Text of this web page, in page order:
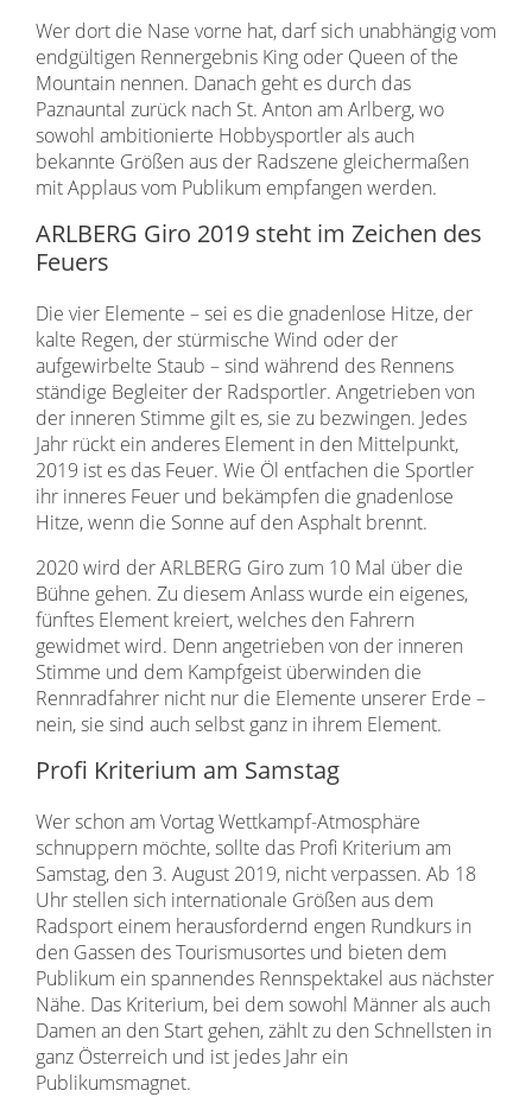
Wer dort die Nase vorne hat, darf sich unabhängig vom
endgültigen Rennergebnis King oder Queen of the
Mountain nennen. Danach geht es durch das
Paznauntal zurück nach St. Anton am Arlberg, wo
sowohl ambitionierte Hobbysportler als auch
bekannte Größen aus der Radszene gleichermaßen
mit Applaus vom Publikum empfangen werden.
ARLBERG Giro 2019 steht im Zeichen des
Feuers
Die vier Elemente – sei es die gnadenlose Hitze, der
kalte Regen, der stürmische Wind oder der
aufgewirbelte Staub – sind während des Rennens
ständige Begleiter der Radsportler. Angetrieben von
der inneren Stimme gilt es, sie zu bezwingen. Jedes
Jahr rückt ein anderes Element in den Mittelpunkt,
2019 ist es das Feuer. Wie Öl entfachen die Sportler
ihr inneres Feuer und bekämpfen die gnadenlose
Hitze, wenn die Sonne auf den Asphalt brennt.
2020 wird der ARLBERG Giro zum 10 Mal über die
Bühne gehen. Zu diesem Anlass wurde ein eigenes,
fünftes Element kreiert, welches den Fahrern
gewidmet wird. Denn angetrieben von der inneren
Stimme und dem Kampfgeist überwinden die
Rennradfahrer nicht nur die Elemente unserer Erde –
nein, sie sind auch selbst ganz in ihrem Element.
Profi Kriterium am Samstag
Wer schon am Vortag Wettkampf-Atmosphäre
schnuppern möchte, sollte das Profi Kriterium am
Samstag, den 3. August 2019, nicht verpassen. Ab 18
Uhr stellen sich internationale Größen aus dem
Radsport einem herausfordernd engen Rundkurs in
den Gassen des Tourismusortes und bieten dem
Publikum ein spannendes Rennspektakel aus nächster
Nähe. Das Kriterium, bei dem sowohl Männer als auch
Damen an den Start gehen, zählt zu den Schnellsten in
ganz Österreich und ist jedes Jahr ein
Publikumsmagnet.